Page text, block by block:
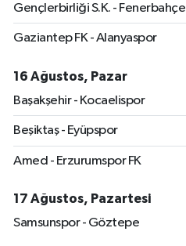
Gençlerbirliği S.K. - Fenerbahçe
Gaziantep FK - Alanyaspor
16 Ağustos, Pazar
Başakşehir - Kocaelispor
Beşiktaş - Eyüpspor
Amed - Erzurumspor FK
17 Ağustos, Pazartesi
Samsunspor - Göztepe